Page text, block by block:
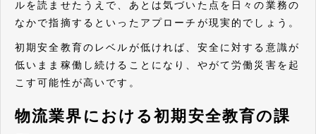
ルを読ませたうえで、あとは気づいた点を日々の業務の
なかで指摘するといったアプローチが現実的でしょう。
初期安全教育のレベルが低ければ、安全に対する意識が
低いまま稼働し続けることになり、やがて労働災害を起
こす可能性が高いです。
物流業界における初期安全教育の課